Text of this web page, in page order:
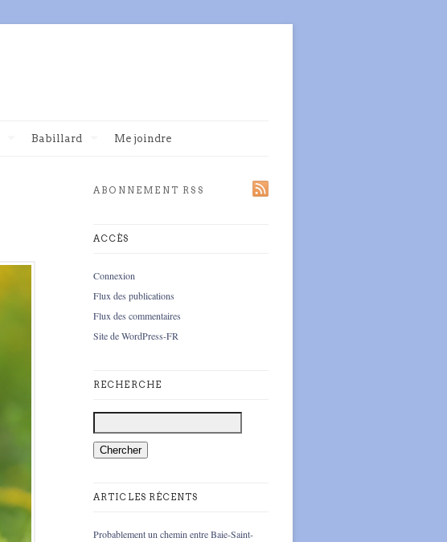
Babillard Me joindre
ABONNEMENT RSS
ACCÈS
Connexion
Flux des publications
Flux des commentaires
Site de WordPress-FR
RECHERCHE
ARTICLES RÉCENTS
Probablement un chemin entre Baie-Saint-